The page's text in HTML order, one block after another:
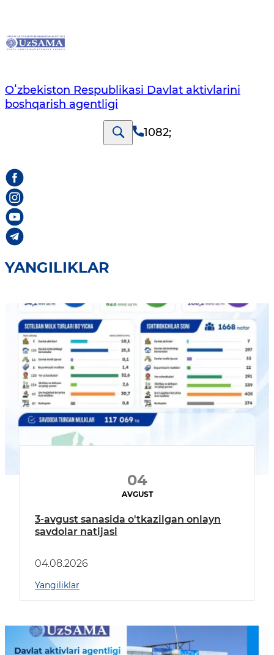
Oʻzbekiston Respublikasi Davlat aktivlarini
boshqarish agentligi
1082;
YANGILIKLAR
04
AVGUST
3-avgust sanasida o'tkazilgan onlayn
savdolar natijasi
04.08.2026
Yangiliklar